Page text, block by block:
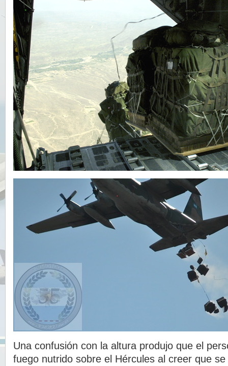
Una confusión con la altura produjo que el
fuego nutrido sobre el Hércules al creer que